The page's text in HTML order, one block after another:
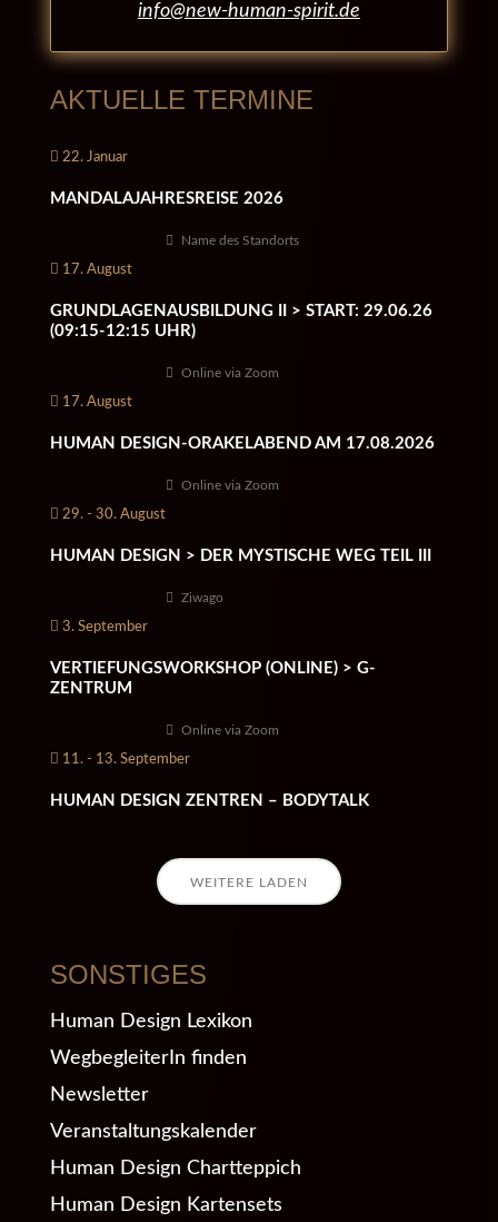
info@new-human-spirit.de
AKTUELLE TERMINE
22. Januar
MANDALAJAHRESREISE 2026
Name des Standorts
17. August
GRUNDLAGENAUSBILDUNG II > START: 29.06.26
(09:15-12:15 UHR)
Online via Zoom
17. August
HUMAN DESIGN-ORAKELABEND AM 17.08.2026
Online via Zoom
29. - 30. August
HUMAN DESIGN > DER MYSTISCHE WEG TEIL III
Ziwago
3. September
VERTIEFUNGSWORKSHOP (ONLINE) > G-
ZENTRUM
Online via Zoom
11. - 13. September
HUMAN DESIGN ZENTREN – BODYTALK
WEITERE LADEN
SONSTIGES
Human Design Lexikon
WegbegleiterIn finden
Newsletter
Veranstaltungskalender
Human Design Chartteppich
Human Design Kartensets